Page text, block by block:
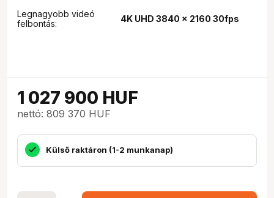
Legnagyobb videó
felbontás:
4K UHD 3840 x 2160 30fps
1 027 900 HUF
nettó: 809 370 HUF
Külső raktáron (1-2 munkanap)